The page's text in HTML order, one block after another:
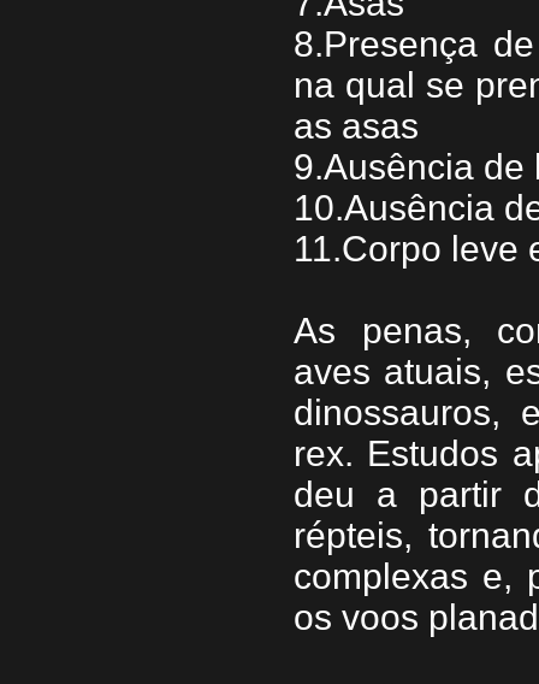
8.Presença
na qual se
as asas
9.Ausência de
10.Ausência
11.Corpo leve
As penas,
aves atuais,
dinossauros,
rex. Estudos
deu a partir
répteis,
complexas e,
os voos